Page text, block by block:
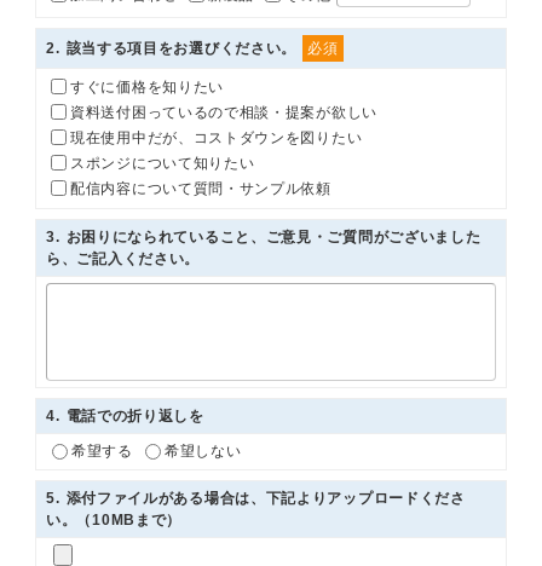
2. 該当する項目をお選びください。 必須
すぐに価格を知りたい
資料送付困っているので相談・提案が欲しい
現在使用中だが、コストダウンを図りたい
スポンジについて知りたい
配信内容について質問・サンプル依頼
3. お困りになられていること、ご意見・ご質問がございました
ら、ご記入ください。
4. 電話での折り返しを
希望する 希望しない
5. 添付ファイルがある場合は、下記よりアップロードくださ
い。（10MBまで）